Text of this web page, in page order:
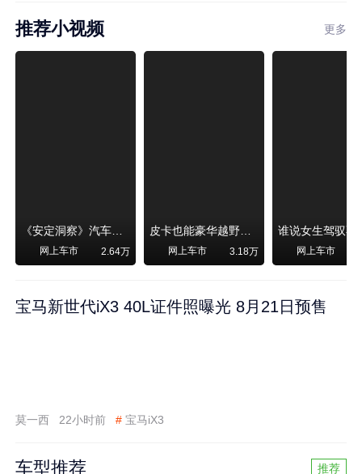
推荐小视频 更多
《安定洞察》汽车烧不烧油，和石油安全无关！
网上车市 2.64万
皮卡也能豪华越野！纵横F700上市，限时卖29.99万起
网上车市 3.18万 网上车市
宝马新世代iX3 40L证件照曝光 8月21日预售
莫一西 22小时前 # 宝马iX3
车型推荐 推荐